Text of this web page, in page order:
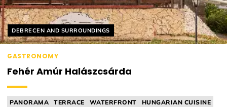
Helyszín címkék:
DEBRECEN AND SURROUNDINGS
GASTRONOMY
Fehér Amúr Halászcsárda
PANORAMA TERRACE WATERFRONT
HUNGARIAN CUISINE